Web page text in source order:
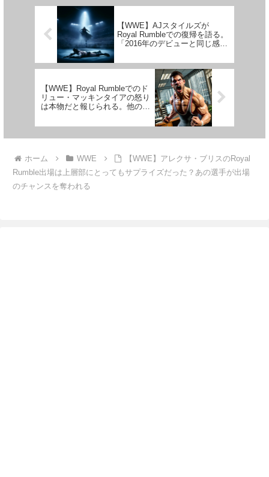
リスコの12人...
うになること...
【WWE】AJスタイルズが
Royal Rumbleでの復帰を語る。
「2016年のデビューと同じ感
か？」
【WWE】Royal Rumbleでのド
リュー・マッキンタイアの怒り
は本物だと報じられる。他の選
か
ホーム WWE
【WWE】アレクサ・ブリスのRoyal
Rumble出場は上層部にとってもサプライズだった？あの選手が出場
のチャンスを奪われる